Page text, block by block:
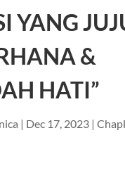
YANG
&
HATI”
| Dec 17, 2023|